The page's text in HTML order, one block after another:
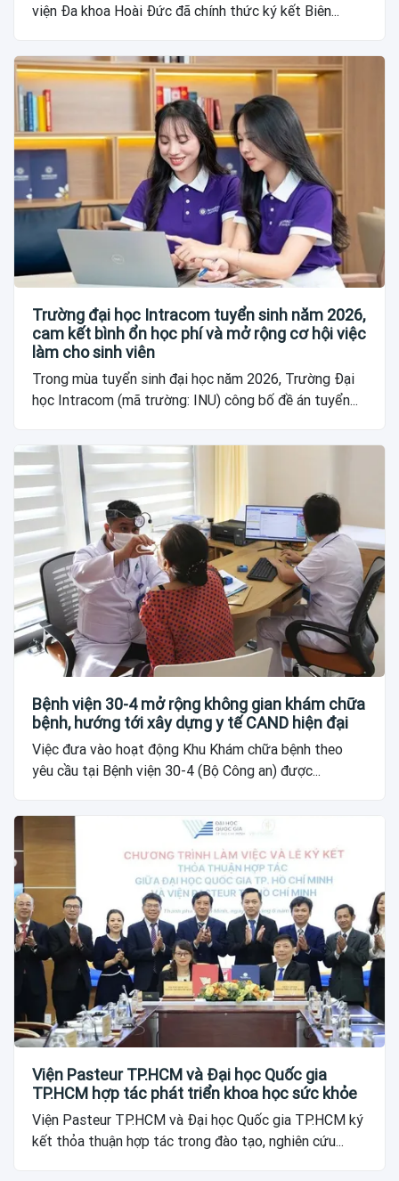
viện Đa khoa Hoài Đức đã chính thức ký kết Biên...
Trường đại học Intracom tuyển sinh năm 2026,
cam kết bình ổn học phí và mở rộng cơ hội việc
làm cho sinh viên
Trong mùa tuyển sinh đại học năm 2026, Trường Đại
học Intracom (mã trường: INU) công bố đề án tuyển...
Bệnh viện 30-4 mở rộng không gian khám chữa
bệnh, hướng tới xây dựng y tế CAND hiện đại
Việc đưa vào hoạt động Khu Khám chữa bệnh theo
yêu cầu tại Bệnh viện 30-4 (Bộ Công an) được...
Viện Pasteur TP.HCM và Đại học Quốc gia
TP.HCM hợp tác phát triển khoa học sức khỏe
Viện Pasteur TP.HCM và Đại học Quốc gia TP.HCM ký
kết thỏa thuận hợp tác trong đào tạo, nghiên cứu...